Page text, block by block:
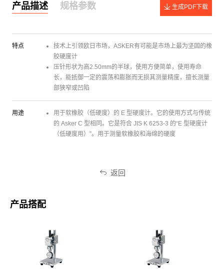
产品描述 规格参数 生成PDF下载
特点
技术上引领欧日市场，ASKER有可能是市场上最为坚固的橡
胶硬度计
压针形状为高2.50mm的半球，使用方便简单，使用寿命
长，能抵御一定的震荡和膨胀而无损其测量精度，擅长测量
部狭窄或凹陷
用途
用于软橡胶（低硬度）的 E 型硬度计。它的使用方式与传统
的 Asker C 型相同。它是符合 JIS K 6253-3 的“E 型硬度计
（低硬度用）”。用于测量软橡胶和海绵的硬度
返回
产品搭配